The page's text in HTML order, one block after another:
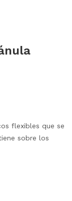
flexibles que se
sobre los